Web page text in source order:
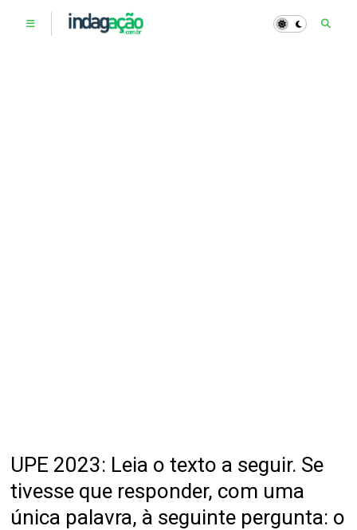
UPE 2023: Leia o texto a seguir. Se
tivesse que responder, com uma
única palavra, à seguinte pergunta: o